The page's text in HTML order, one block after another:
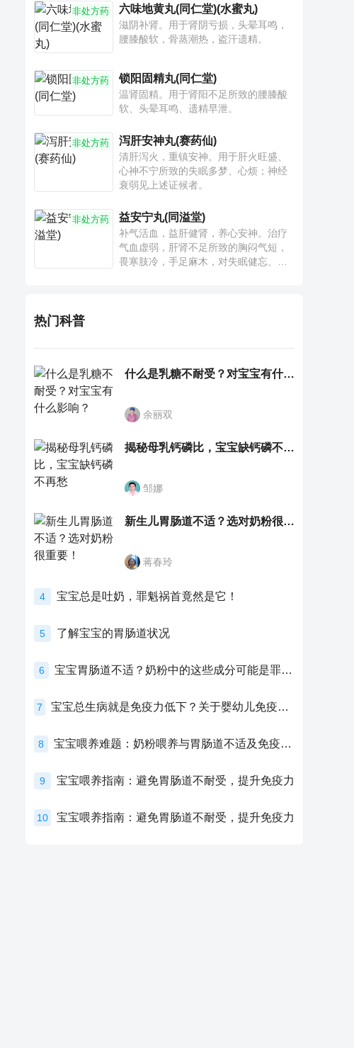
非处方药 六味地黄丸(同仁堂)(水蜜丸)
滋阴补肾。用于肾阴亏损，头晕耳鸣，
腰膝酸软，骨蒸潮热，盗汗遗精。
非处方药 锁阳固精丸(同仁堂)
温肾固精。用于肾阳不足所致的腰膝酸
软、头晕耳鸣、遗精早泄。
非处方药 泻肝安神丸(赛药仙)
清肝泻火，重镇安神。用于肝火旺盛、
心神不宁所致的失眠多梦、心烦；神经
衰弱见上述证候者。
非处方药 益安宁丸(同溢堂)
补气活血，益肝健肾，养心安神。治疗
气血虚弱，肝肾不足所致的胸闷气短，
畏寒肢冷，手足麻木，对失眠健忘、神
热门科普
什么是乳糖不耐受？对宝宝有什么影响？
余丽双
揭秘母乳钙磷比，宝宝缺钙磷不再愁
邹娜
新生儿胃肠道不适？选对奶粉很重要！
蒋春玲
4 宝宝总是吐奶，罪魁祸首竟然是它！
5 了解宝宝的胃肠道状况
6 宝宝胃肠道不适？奶粉中的这些成分可能是罪魁祸首！
7 宝宝总生病就是免疫力低下？关于婴幼儿免疫力的真相，家长必须了解！
8 宝宝喂养难题：奶粉喂养与胃肠道不适及免疫力提升的奥秘
9 宝宝喂养指南：避免胃肠道不耐受，提升免疫力
10 宝宝喂养指南：避免胃肠道不耐受，提升免疫力